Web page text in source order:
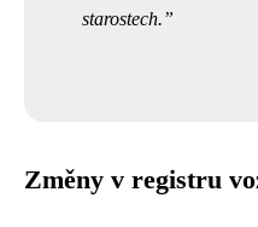
starostech.
Změny v registru